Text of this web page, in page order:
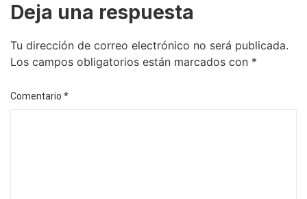
Deja una respuesta
Tu dirección de correo electrónico no será publicada.
Los campos obligatorios están marcados con *
Comentario *